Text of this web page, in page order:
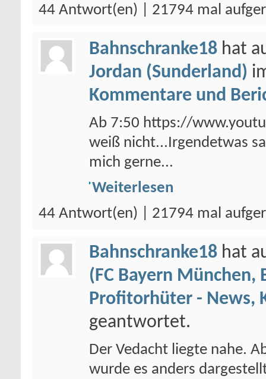
44 Antwort(en) | 21794 mal
Bahnschranke18 hat
Jordan (Sunderland)
Kommentare und
Ab 7:50 https://
weiß nicht...Irgendetwas
mich gerne...
Weiterlesen
44 Antwort(en) | 21794 mal
Bahnschranke18 hat
(FC Bayern München,
Profitorhüter - News,
geantwortet.
Der Vedacht liegte nahe.
wurde es anders